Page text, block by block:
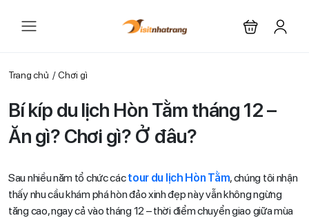
Trang chủ Chơi gì
Bí kíp du lịch Hòn Tằm tháng 12 –
Ăn gì? Chơi gì? Ở đâu?
Sau nhiều năm tổ chức cáctour du lịch Hòn Tằm, chúng tôi nhận
thấy nhu cầu khám phá hòn đảo xinh đẹp này vẫn không ngừng
tăng cao, ngay cả vào tháng 12 – thời điểm chuyển giao giữa mùa